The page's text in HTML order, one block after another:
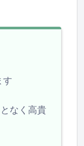
す
なく高貴